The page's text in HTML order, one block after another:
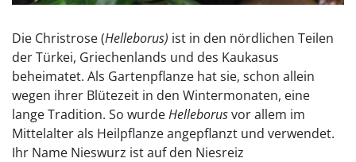
Die Christrose (Helleborus) ist in den nördlichen Teilen
der Türkei, Griechenlands und des Kaukasus
beheimatet. Als Gartenpflanze hat sie, schon allein
wegen ihrer Blütezeit in den Wintermonaten, eine
lange Tradition. So wurdeHelleborusvor allem im
Mittelalter als Heilpflanze angepflanzt und verwendet.
Ihr Name Nieswurz ist auf den Niesreiz